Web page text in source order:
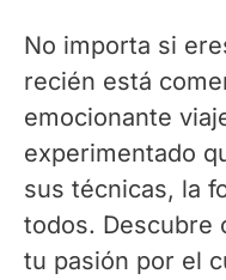
No importa si
recién está
emocionante
experimentado
sus técnicas, la
todos. Descubre
tu pasión por el